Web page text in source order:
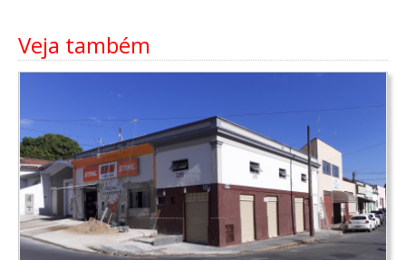
Veja também